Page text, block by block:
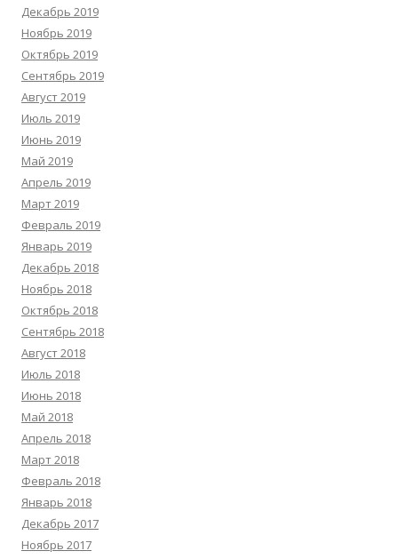
Декабрь 2019
Ноябрь 2019
Октябрь 2019
Сентябрь 2019
Август 2019
Июль 2019
Июнь 2019
Май 2019
Апрель 2019
Март 2019
Февраль 2019
Январь 2019
Декабрь 2018
Ноябрь 2018
Октябрь 2018
Сентябрь 2018
Август 2018
Июль 2018
Июнь 2018
Май 2018
Апрель 2018
Март 2018
Февраль 2018
Январь 2018
Декабрь 2017
Ноябрь 2017